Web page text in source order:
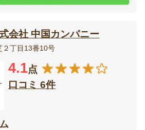
会社 中国カンパニー
２丁目13番10号
4.1点
口コミ 6件